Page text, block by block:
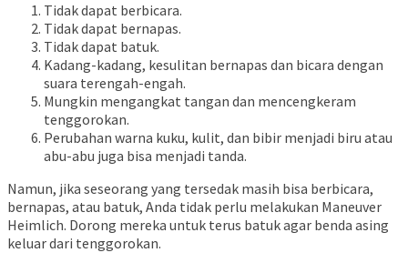
Tidak dapat berbicara.
Tidak dapat bernapas.
Tidak dapat batuk.
Kadang-kadang, kesulitan bernapas dan bicara dengan
suara terengah-engah.
Mungkin mengangkat tangan dan mencengkeram
tenggorokan.
Perubahan warna kuku, kulit, dan bibir menjadi biru atau
abu-abu juga bisa menjadi tanda.
Namun, jika seseorang yang tersedak masih bisa berbicara,
bernapas, atau batuk, Anda tidak perlu melakukan Maneuver
Heimlich. Dorong mereka untuk terus batuk agar benda asing
keluar dari tenggorokan.